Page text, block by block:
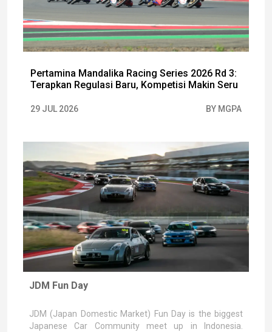
Pertamina Mandalika Racing Series 2026 Rd 3:
Terapkan Regulasi Baru, Kompetisi Makin Seru
29 JUL 2026 BY MGPA
JDM Fun Day
JDM (Japan Domestic Market) Fun Day is the biggest
Japanese Car Community meet up in Indonesia.